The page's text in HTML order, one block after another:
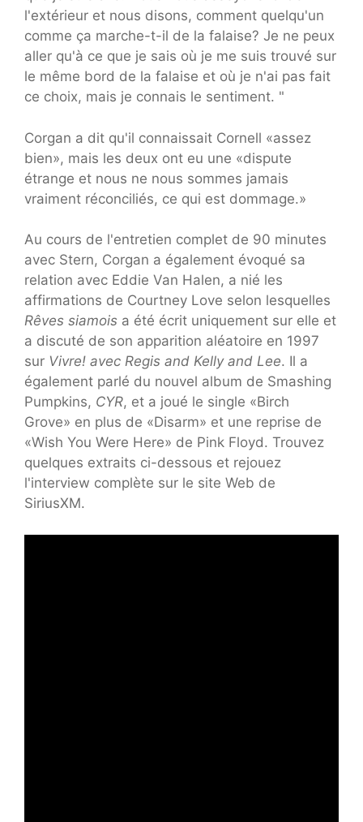
l'extérieur et nous disons, comment quelqu'un
comme ça marche-t-il de la falaise? Je ne peux
aller qu'à ce que je sais où je me suis trouvé sur
le même bord de la falaise et où je n'ai pas fait
ce choix, mais je connais le sentiment. "
Corgan a dit qu'il connaissait Cornell «assez
bien», mais les deux ont eu une «dispute
étrange et nous ne nous sommes jamais
vraiment réconciliés, ce qui est dommage.»
Au cours de l'entretien complet de 90 minutes
avec Stern, Corgan a également évoqué sa
relation avec Eddie Van Halen, a nié les
affirmations de Courtney Love selon lesquelles
Rêves siamois a été écrit uniquement sur elle et
a discuté de son apparition aléatoire en 1997
sur Vivre! avec Regis and Kelly and Lee. Il a
également parlé du nouvel album de Smashing
Pumpkins, CYR, et a joué le single «Birch
Grove» en plus de «Disarm» et une reprise de
«Wish You Were Here» de Pink Floyd. Trouvez
quelques extraits ci-dessous et rejouez
l'interview complète sur le site Web de
SiriusXM.